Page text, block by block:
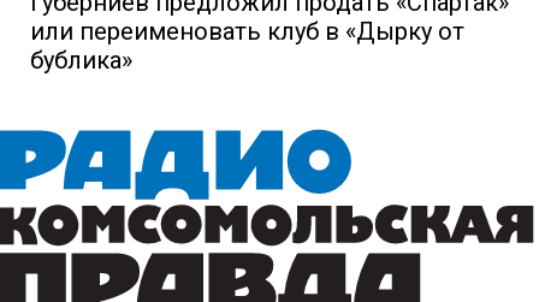
или переименовать клуб в «Дырку от
бублика»